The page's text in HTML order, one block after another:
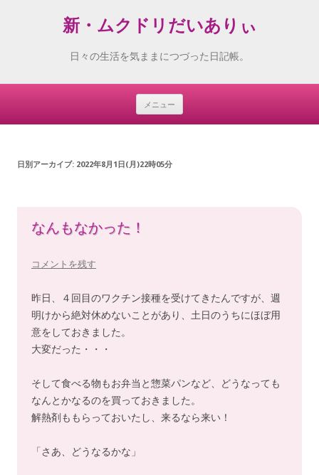
新・ムクドリだいありぃ
日々の生活を気ままにつづった日記帳。
メニュー
Skip
日別アーカイブ: 2022年8月1日(月)22時05分
なんもなかった！
コメントを残す
昨日、４回目のワクチン接種を受けてきたんですが、週
明けから絶対休めないことがあり、土日のうちにほぼ用
意をしておきました。
大変だった・・・
そして食べる物もお弁当と惣菜パンなど、どうなっても
なんとかなるのを買っておきました。
解熱剤ももらっておいたし、来るなら来い！
「さあ、どうなるかな」